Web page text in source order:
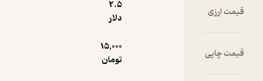
قیمت ارزی
2.۵
دلار
قیمت چاپی
15,000
تومان